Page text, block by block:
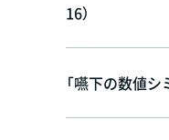
16）
「嚥下の数値